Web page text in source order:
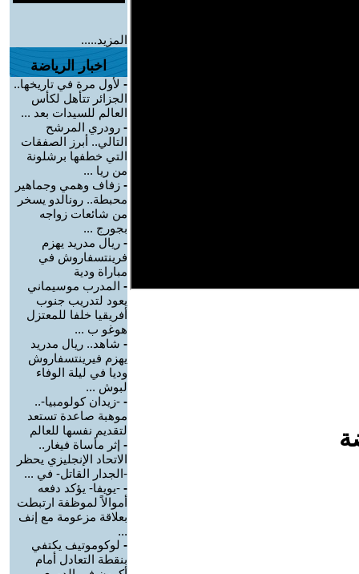
المزيد.....
اخبار الرياضة
- لأول مرة في تاريخها..
الجزائر تتأهل لكأس
العالم للسيدات بعد ...
- رودري المرشح
التالي.. أبرز الصفقات
التي خطفها برشلونة
من ريا ...
- زفاف وهمي وجماهير
محبطة.. رونالدو يسخر
من شائعات زواجه
بجورج ...
- ريال مدريد يهزم
فرينتسفاروش في
مباراة ودية
- المدرب موسيماني
يعود لتدريب جنوب
أفريقيا خلفا للمعتزل
هوغو ب ...
- شاهد.. ريال مدريد
يهزم فيرينتسفاروش
وديا في ليلة الوفاء
لبوش ...
- -زيدان كولومبيا-..
موهبة صاعدة تستعد
لتقديم نفسها للعالم
- إثر مأساة فيغار..
الاتحاد الإنجليزي يحظر
-الجدار القاتل- في ...
- -يويفا- يؤكد دفعه
أموالاً لموظفة ارتبطت
بعلاقة مزعومة مع إنف
...
- لوكوموتيف يكتفي
بنقطة التعادل أمام